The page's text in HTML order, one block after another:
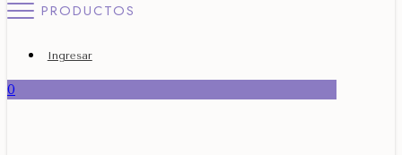
PRODUCTOS
Ingresar
0